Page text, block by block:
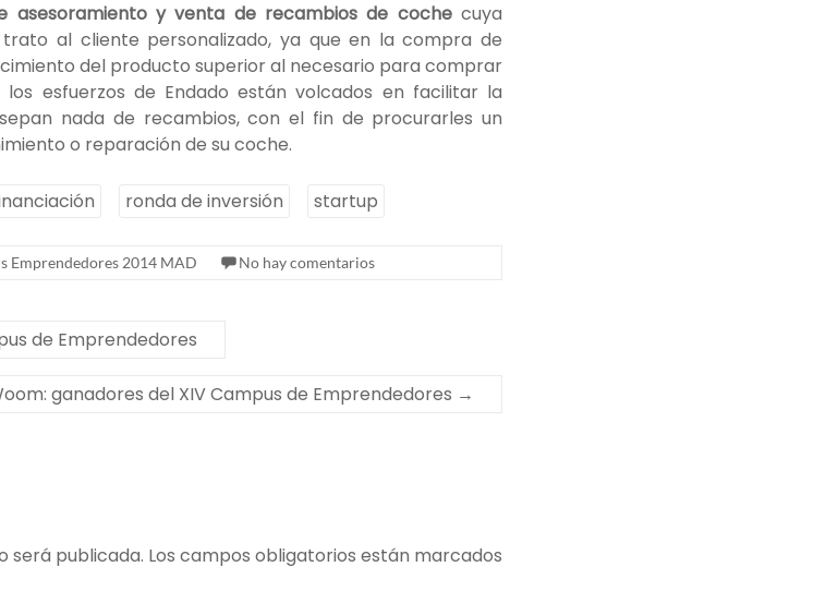
asesoramiento y venta de recambios de cochecuya
al cliente personalizado, ya que en la compra de
del producto superior al necesario para comprar
los esfuerzos de Endado están volcados en facilitar la
nada de recambios, con el fin de procurarles un
o reparación de su coche.
ronda de inversión startup
Emprendedores 2014 MAD No hay comentarios
de Emprendedores
ganadores del XIV Campus de Emprendedores →
será publicada. Los campos obligatorios están marcados